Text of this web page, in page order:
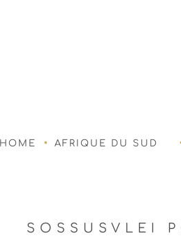
HOME AFRIQUE DU SUD
SOSSUSVLEI